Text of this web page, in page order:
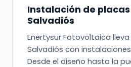
Instalación de
Salvadiós
Enertysur Fotovoltaica
Salvadiós con
Desde el diseño hasta la